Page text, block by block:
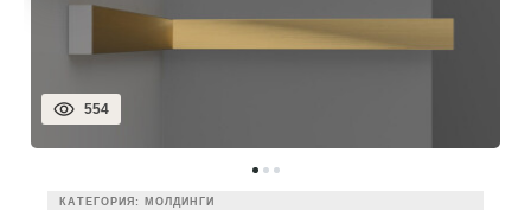
554
КАТЕГОРИЯ: МОЛДИНГИ